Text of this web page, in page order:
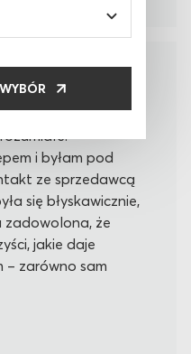
Mata okazała się
i nie oddam jej
przez 5 lat –
Niestety z czasem
intensywnym
i byłam pod
ze sprzedawcą
się błyskawicznie,
zadowolona, że
jakie daje
– zarówno sam